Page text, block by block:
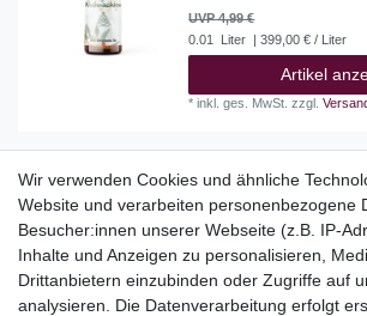
UVP 4,99 €
0.01 Liter | 399,00 € / Liter
Artikel
*inkl. ges. MwSt. zzgl.
Top Kategorien
Adventskalender
Geschenke
Booklets
Wir verwenden Cookies und ähnliche
Website und verarbeiten personenbezogene
Besucher:innen unserer Webseite (z.B. IP-
Inhalte und Anzeigen zu personalisieren,
Drittanbietern einzubinden oder Zugriffe auf
analysieren. Die Datenverarbeitung erfolgt